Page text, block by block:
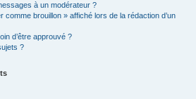
à un modérateur ?
comme brouillon » affiché lors de la rédaction d’un
d’être approuvé ?
?